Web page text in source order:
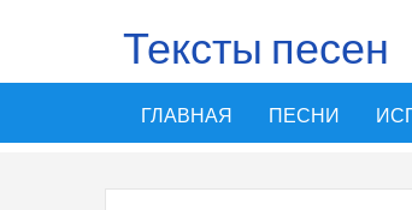
Тексты песен
ГЛАВНАЯ ПЕСНИ